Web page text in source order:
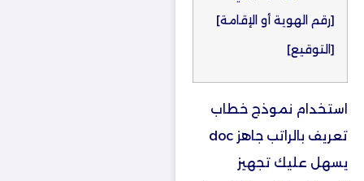
[رقم الهوية أو الإقامة]
[التوقيع]
استخدام نموذج خطاب
تعريف بالراتب جاهز doc
يسهل عليك تجهيز